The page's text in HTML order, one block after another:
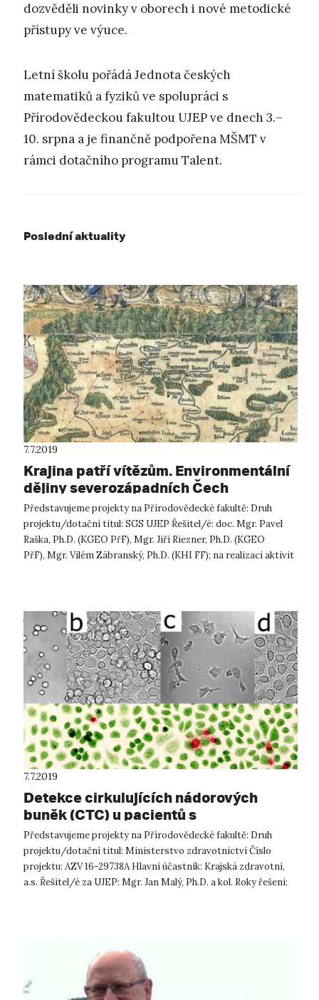
dozvěděli novinky v oborech i nové metodické
přístupy ve výuce.
Letní školu pořádá Jednota českých
matematiků a fyziků ve spolupráci s
Přírodovědeckou fakultou UJEP ve dnech 3.–
10. srpna a je finančně podpořena MŠMT v
rámci dotačního programu Talent.
Poslední aktuality
7.7.2019
Krajina patří vítězům. Environmentální
dějiny severozápadních Čech
Představujeme projekty na Přírodovědecké fakultě: Druh
projektu/dotační titul: SGS UJEP Řešitel/é: doc. Mgr. Pavel
Raška, Ph.D. (KGEO PřF), Mgr. Jiří Riezner, Ph.D. (KGEO
PřF), Mgr. Vilém Zábranský, Ph.D. (KHI FF); na realizaci aktivit
7.7.2019
Detekce cirkulujících nádorových
buněk (CTC) u pacientů s
adenokarcinomem plic pomocí
mikrofluidního čipu
Představujeme projekty na Přírodovědecké fakultě: Druh
projektu/dotační titul: Ministerstvo zdravotnictví Číslo
projektu: AZV 16-29738A Hlavní účastník: Krajská zdravotní,
a.s. Řešitel/é za UJEP: Mgr. Jan Malý, Ph.D. a kol. Roky řešení: